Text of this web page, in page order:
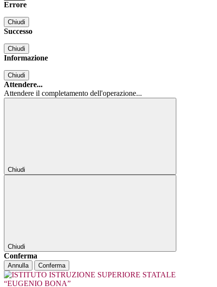
Errore
Chiudi
Successo
Chiudi
Informazione
Chiudi
Attendere...
Attendere il completamento dell'operazione...
Chiudi
Chiudi
Conferma
Annulla Conferma